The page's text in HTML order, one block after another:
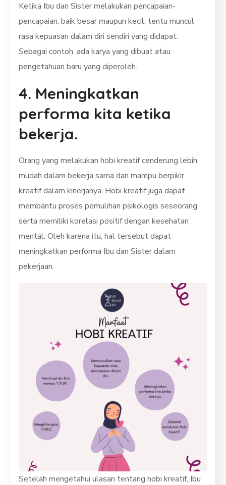
Ketika Ibu dan Sister melakukan pencapaian-
pencapaian, baik besar maupun kecil, tentu muncul
rasa kepuasan dalam diri sendiri yang didapat.
Sebagai contoh, ada karya yang dibuat atau
pengetahuan baru yang diperoleh.
4. Meningkatkan
performa kita ketika
bekerja.
Orang yang melakukan hobi kreatif cenderung lebih
mudah dalam bekerja sama dan mampu berpikir
kreatif dalam kinerjanya. Hobi kreatif juga dapat
membantu proses pemulihan psikologis seseorang
serta memiliki korelasi positif dengan kesehatan
mental. Oleh karena itu, hal tersebut dapat
meningkatkan performa Ibu dan Sister dalam
pekerjaan.
Setelah mengetahui ulasan tentang hobi kreatif, Ibu